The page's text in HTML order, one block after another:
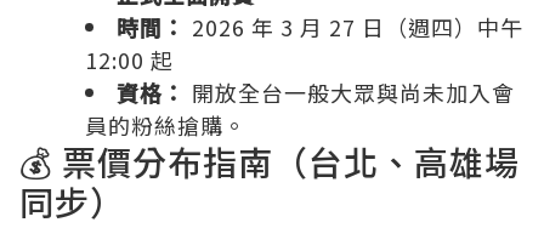
時間： 2026 年 3 月 27 日（週四）中午
12:00 起
資格： 開放全台一般大眾與尚未加入會
員的粉絲搶購。
💰 票價分布指南（台北、高雄場
同步）